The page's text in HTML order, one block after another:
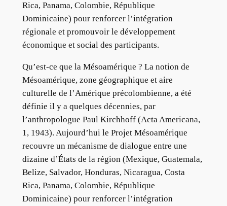
Rica, Panama, Colombie, République
Dominicaine) pour renforcer l’intégration
régionale et promouvoir le développement
économique et social des participants.
Qu’est-ce que la Mésoamérique ? La notion de
Mésoamérique, zone géographique et aire
culturelle de l’Amérique précolombienne, a été
définie il y a quelques décennies, par
l’anthropologue Paul Kirchhoff (Acta Americana,
1, 1943). Aujourd’hui le Projet Mésoamérique
recouvre un mécanisme de dialogue entre une
dizaine d’États de la région (Mexique, Guatemala,
Belize, Salvador, Honduras, Nicaragua, Costa
Rica, Panama, Colombie, République
Dominicaine) pour renforcer l’intégration